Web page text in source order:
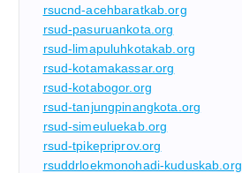
rsucnd-acehbaratkab.org
rsud-pasuruankota.org
rsud-limapuluhkotakab.org
rsud-kotamakassar.org
rsud-kotabogor.org
rsud-tanjungpinangkota.org
rsud-simeuluekab.org
rsud-tpikepriprov.org
rsuddrloekmonohadi-kuduskab.org